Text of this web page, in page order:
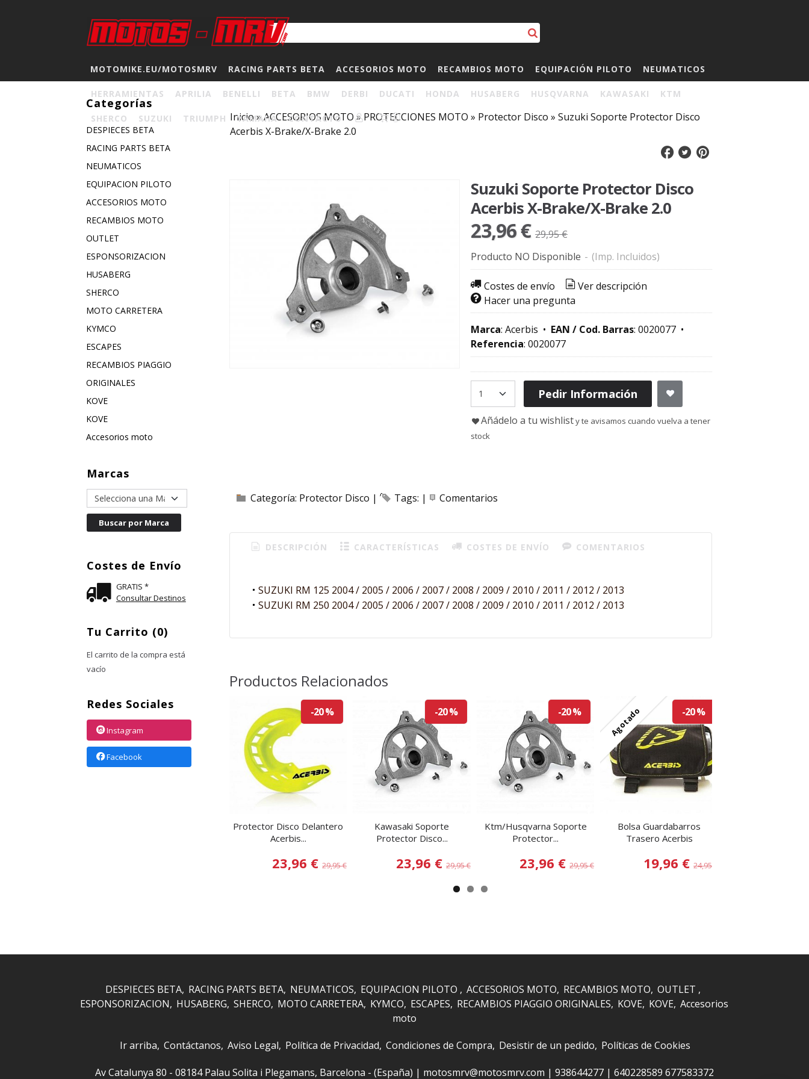
MOTOMIKE.EU/MOTOSMRV RACING PARTS BETA ACCESORIOS MOTO RECAMBIOS MOTO EQUIPACIÓN PILOTO NEUMATICOS
HERRAMIENTAS APRILIA BENELLI BETA BMW DERBI DUCATI HONDA HUSABERG HUSQVARNA KAWASAKI KTM
SHERCO SUZUKI TRIUMPH YAMAHA CONTACTO 0
Categorías
DESPIECES BETA
RACING PARTS BETA
NEUMATICOS
EQUIPACION PILOTO
ACCESORIOS MOTO
RECAMBIOS MOTO
OUTLET
ESPONSORIZACION
HUSABERG
SHERCO
MOTO CARRETERA
KYMCO
ESCAPES
RECAMBIOS PIAGGIO
ORIGINALES
KOVE
KOVE
Accesorios moto
Marcas
Costes de Envío
GRATIS *
Consultar Destinos
Tu Carrito (0)
El carrito de la compra está
vacío
Redes Sociales
Instagram
Facebook
Inicio»ACCESORIOS MOTO»PROTECCIONES MOTO » Protector Disco » Suzuki Soporte Protector Disco
Acerbis X-Brake/X-Brake 2.0
Suzuki Soporte Protector Disco
Acerbis X-Brake/X-Brake 2.0
23,96 € 29,95 €
Producto NO Disponible - (Imp. Incluidos)
Costes de envío
Ver descripción
Hacer una pregunta
Marca: Acerbis • EAN / Cod. Barras: 0020077•
Referencia: 0020077
Pedir Información
Añádelo a tu wishlisty te avisamos cuando vuelva a tener
stock
Categoría: Protector Disco | Tags: | Comentarios
DESCRIPCIÓN CARACTERÍSTICAS COSTES DE ENVÍO COMENTARIOS
SUZUKI RM 125 2004 / 2005 / 2006 / 2007 / 2008 / 2009 / 2010 / 2011 / 2012 / 2013
SUZUKI RM 250 2004 / 2005 / 2006 / 2007 / 2008 / 2009 / 2010 / 2011 / 2012 / 2013
Productos Relacionados
-20 %
Protector Disco Delantero
Acerbis...
23,96 €29,95 €
-20 %
Kawasaki Soporte
Protector Disco...
23,96 € 29,95 €
-20 %
Ktm/Husqvarna Soporte
Protector...
23,96 €29,95 €
Agotado -20 %
Bolsa Guardabarros
Trasero Acerbis
19,96 € 24,95 €
DESPIECES BETA RACING PARTS BETA NEUMATICOS EQUIPACION PILOTO ACCESORIOS MOTO RECAMBIOS MOTO OUTLET
ESPONSORIZACION
HUSABERG SHERCO MOTO CARRETERA KYMCO ESCAPES RECAMBIOS PIAGGIO ORIGINALES KOVE KOVE Accesorios
moto
Ir arriba Contáctanos Aviso Legal Política de Privacidad Condiciones de Compra Desistir de un pedido Políticas de Cookies
Av Catalunya 80 - 08184 Palau Solita i Plegamans, Barcelona - (España) | motosmrv@motosmrv.com | 938644277| 640228589 677583372